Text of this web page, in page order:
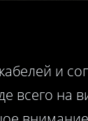
и
всего на